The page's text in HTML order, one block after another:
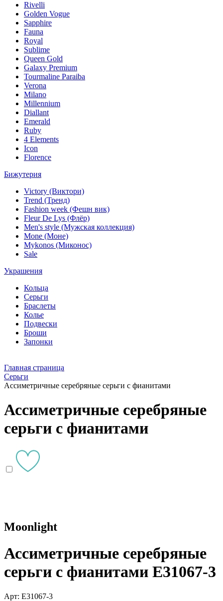
Rivelli
Golden Vogue
Sapphire
Fauna
Royal
Sublime
Queen Gold
Galaxy Premium
Tourmaline Paraiba
Verona
Milano
Millennium
Diallant
Emerald
Ruby
4 Elements
Icon
Florence
Бижутерия
Victory (Виктори)
Trend (Тренд)
Fashion week (Фешн вик)
Fleur De Lys (Флёр)
Men's style (Мужская коллекция)
Mone (Моне)
Mykonos (Миконос)
Sale
Украшения
Кольца
Серьги
Браслеты
Колье
Подвески
Броши
Запонки
Главная страница
Серьги
Ассиметричные серебряные серьги с фианитами
Ассиметричные серебряные
серьги с фианитами
Moonlight
Ассиметричные серебряные
серьги с фианитами E31067-3
Арт: E31067-3